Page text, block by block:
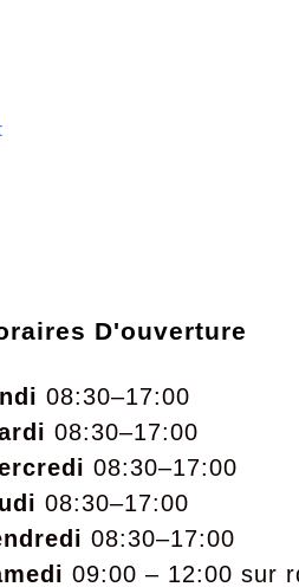
D'ouverture
08:30–17:00
08:30–17:00
08:30–17:00
08:30–17:00
08:30–17:00
09:00 – 12:00 sur